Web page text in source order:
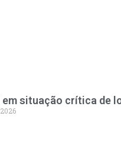
em situação crítica de